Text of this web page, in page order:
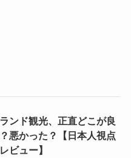
ンド観光、正直どこが良
悪かった？【日本人視点
ビュー】